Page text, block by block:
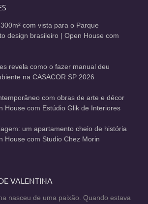
com vista para o Parque
design brasileiro | Open House com
revela como o fazer manual deu
na CASACOR SP 2026
com obras de arte e décor
House com Estúdio Glik de Interiores
um apartamento cheio de história
House com Studio Chez Morin
VALENTINA
nasceu de uma paixão. Quando estava